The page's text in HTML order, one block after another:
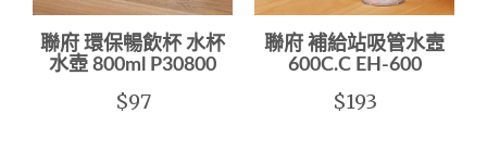
聯府 環保暢飲杯 水杯
水壺 800ml P30800
$97
聯府 補給站吸管水壼
600C.C EH-600
$193